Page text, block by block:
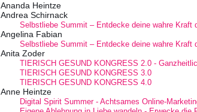
Ananda Heintze
Andrea Schirnack
Selbstliebe Summit – Entdecke deine wahre Kraft
Angelina Fabian
Selbstliebe Summit – Entdecke deine wahre Kraft
Anita Zoder
TIERISCH GESUND KONGRESS 2.0 -
TIERISCH GESUND KONGRESS 3.0
TIERISCH GESUND KONGRESS 4.0
Anne Heintze
Digital Spirit Summer - Achtsames Online-